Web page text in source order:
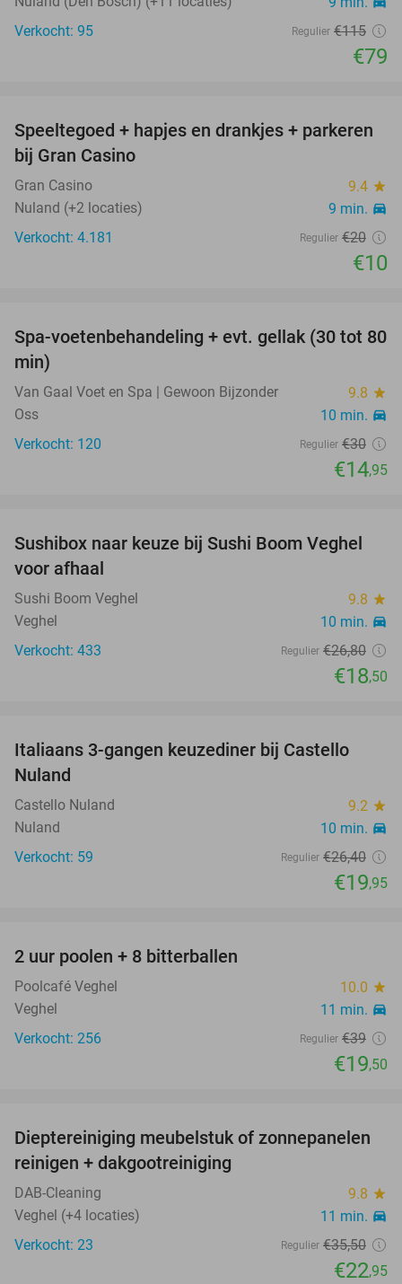
Verkocht: 95 Regulier €115
€79
50%
Speeltegoed + hapjes en drankjes + parkeren
bij Gran Casino
Gran Casino 9.4 star
Nuland (+2 locaties) 9 min. directions_car
Verkocht: 4.181 Regulier €20
€10
50%
OUT
Spa-voetenbehandeling + evt. gellak (30 tot 80
min)
Van Gaal Voet en Spa | Gewoon Bijzonder 9.8 star
Oss 10 min. directions_car
Verkocht: 120 Regulier €30
€14,95
31%
Sushibox naar keuze bij Sushi Boom Veghel
voor afhaal
Sushi Boom Veghel 9.8 star
Veghel 10 min. directions_car
Verkocht: 433 Regulier €26,80
€18,50
24%
Italiaans 3-gangen keuzediner bij Castello
Nuland
Castello Nuland 9.2 star
Nuland 10 min. directions_car
Verkocht: 59 Regulier €26,40
€19,95
2 uur poolen + 8 bitterballen
Poolcafé Veghel 10.0 star
Veghel 11 min. directions_car
Verkocht: 256 Regulier €39
€19,50
35%
Dieptereiniging meubelstuk of zonnepanelen
reinigen + dakgootreiniging
DAB-Cleaning 9.8 star
Veghel (+4 locaties) 11 min. directions_car
Verkocht: 23 Regulier €35,50
€22,95